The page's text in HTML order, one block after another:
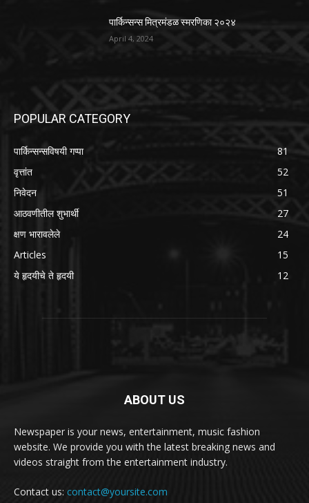
पार्किन्सन्स मित्रमंडळ स्मरणिका २०२४
April 4, 2024
POPULAR CATEGORY
पार्किन्सन्सविषयी गप्पा
81
वृत्तांत
52
निवेदन
51
आठवणीतील शुभार्थी
27
क्षण भारावलेले
24
Articles
15
ये हृदयीचे ते हृदयी
12
ABOUT US
Newspaper is your news, entertainment, music fashion
website. We provide you with the latest breaking news and
videos straight from the entertainment industry.
Contact us: contact@yoursite.com